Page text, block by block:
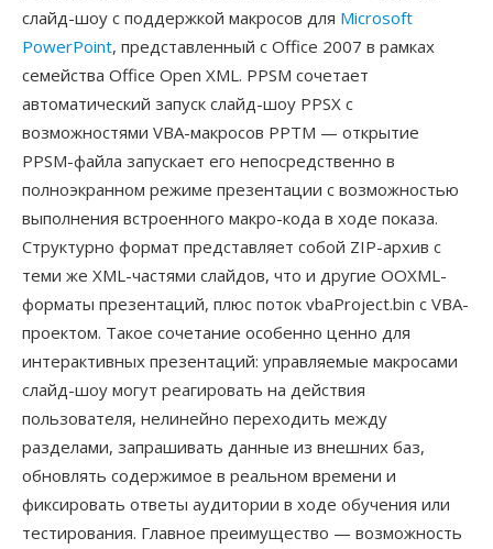
слайд-шоу с поддержкой макросов для Microsoft
PowerPoint, представленный с Office 2007 в рамках
семейства Office Open XML. PPSM сочетает
автоматический запуск слайд-шоу PPSX с
возможностями VBA-макросов PPTM — открытие
PPSM-файла запускает его непосредственно в
полноэкранном режиме презентации с возможностью
выполнения встроенного макро-кода в ходе показа.
Структурно формат представляет собой ZIP-архив с
теми же XML-частями слайдов, что и другие OOXML-
форматы презентаций, плюс поток vbaProject.bin с VBA-
проектом. Такое сочетание особенно ценно для
интерактивных презентаций: управляемые макросами
слайд-шоу могут реагировать на действия
пользователя, нелинейно переходить между
разделами, запрашивать данные из внешних баз,
обновлять содержимое в реальном времени и
фиксировать ответы аудитории в ходе обучения или
тестирования. Главное преимущество — возможность